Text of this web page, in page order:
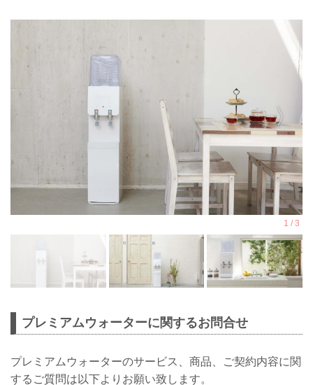
プレミアムウォーターに関するお問合せ
プレミアムウォーターのサービス、商品、ご契約内容に関
するご質問は以下よりお願い致します。